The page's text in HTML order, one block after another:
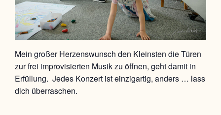
Mein großer Herzenswunsch den Kleinsten die Türen
zur frei improvisierten Musik zu öffnen, geht damit in
Erfüllung. Jedes Konzert ist einzigartig, anders … lass
dich überraschen.